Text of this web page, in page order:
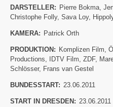
DARSTELLER: Pierre Bokma,
Christophe Folly, Sava Loy,
KAMERA: Patrick Orth
PRODUKTION: Komplizen Film,
Productions, IDTV Film, ZDF,
Schlösser, Frans van Gestel
BUNDESSTART: 23.06.2011
START IN DRESDEN: 23.06.2011